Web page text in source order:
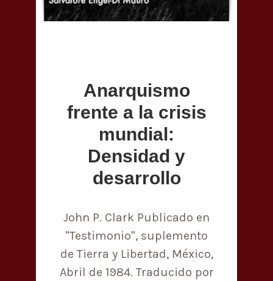
Anarquismo
frente a la crisis
mundial:
Densidad y
desarrollo
John P. Clark Publicado en
"Testimonio", suplemento
de Tierra y Libertad, México,
Abril de 1984. Traducido por